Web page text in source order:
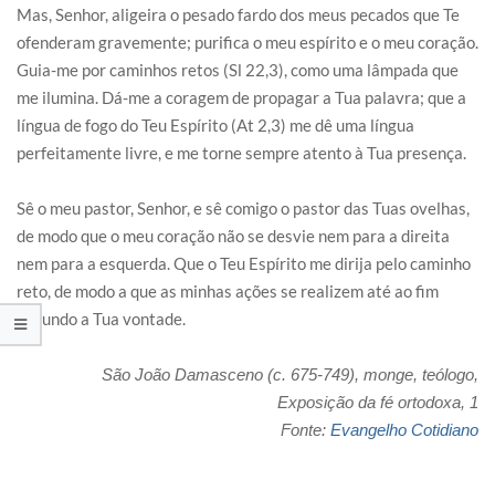
Mas, Senhor, aligeira o pesado fardo dos meus pecados que Te
ofenderam gravemente; purifica o meu espírito e o meu coração.
Guia-me por caminhos retos (Sl 22,3), como uma lâmpada que
me ilumina. Dá-me a coragem de propagar a Tua palavra; que a
língua de fogo do Teu Espírito (At 2,3) me dê uma língua
perfeitamente livre, e me torne sempre atento à Tua presença.
Sê o meu pastor, Senhor, e sê comigo o pastor das Tuas ovelhas,
de modo que o meu coração não se desvie nem para a direita
nem para a esquerda. Que o Teu Espírito me dirija pelo caminho
reto, de modo a que as minhas ações se realizem até ao fim
segundo a Tua vontade.
São João Damasceno (c. 675-749), monge, teólogo,
Exposição da fé ortodoxa, 1
Fonte: Evangelho Cotidiano